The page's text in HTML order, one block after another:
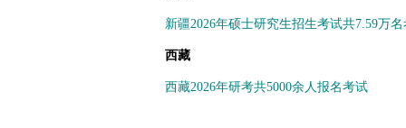
新疆2026年硕士研究生招生考试共7.59万
西藏
西藏2026年研考共5000余人报名考试